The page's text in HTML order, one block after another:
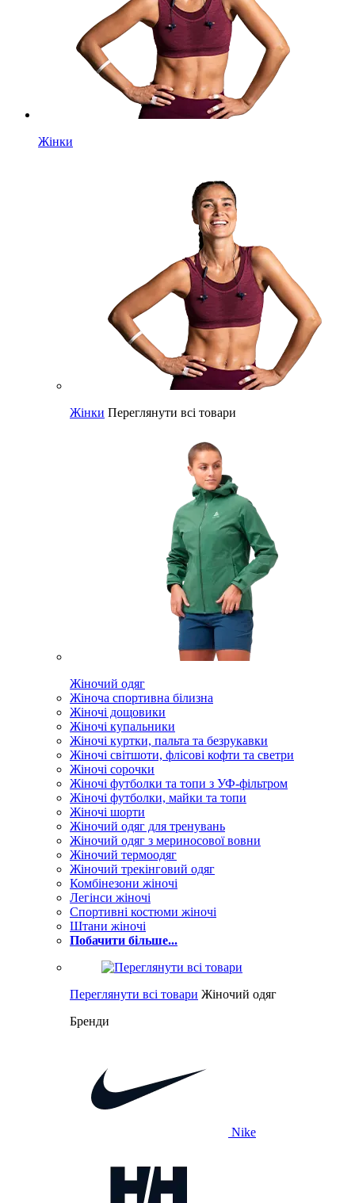
Жінки
Жінки Переглянути всі товари
Жіночий одяг
Жіноча спортивна білизна
Жіночі дощовики
Жіночі купальники
Жіночі куртки, пальта та безрукавки
Жіночі світшоти, флісові кофти та светри
Жіночі сорочки
Жіночі футболки та топи з УФ-фільтром
Жіночі футболки, майки та топи
Жіночі шорти
Жіночий одяг для тренувань
Жіночий одяг з мериносової вовни
Жіночий термоодяг
Жіночий трекінговий одяг
Комбінезони жіночі
Легінси жіночі
Спортивні костюми жіночі
Штани жіночі
Побачити більше...
Переглянути всі товари Жіночий одяг
Бренди
Nike